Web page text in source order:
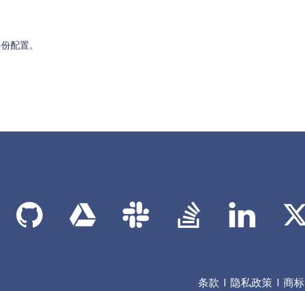
配置。
条款 | 隐私政策 | 商标